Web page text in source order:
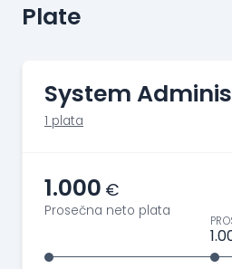
Plate
System
1 plata
1.000 €
Prosečna neto plata